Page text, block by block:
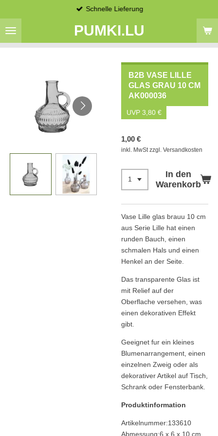
Hauptinhalt
springen
PUMKI.LU
Schnelle Lieferung
B2B VASE LILLE
GLAS GRAU 10 CM
AK000036
UVP 3,80 €
1,00 €
inkl. MwSt zzgl. Versandkosten
In den
Warenkorb
Vase Lille glas brauu 10 cm
aus Serie Lille hat einen
runden Bauch, einen
schmalen Hals und einen
Henkel an der Seite.
Das transparente Glas ist
mit Relief auf der
Oberflache versehen, was
einen dekorativen Effekt
gibt.
Geeignet fur ein kleines
Blumenarrangement, einen
einzelnen Zweig oder als
dekorativer Artikel auf Tisch,
Schrank oder Fensterbank.
Produktinformation
Artikelnummer:133610
Abmessung:6 x 6 x 10 cm